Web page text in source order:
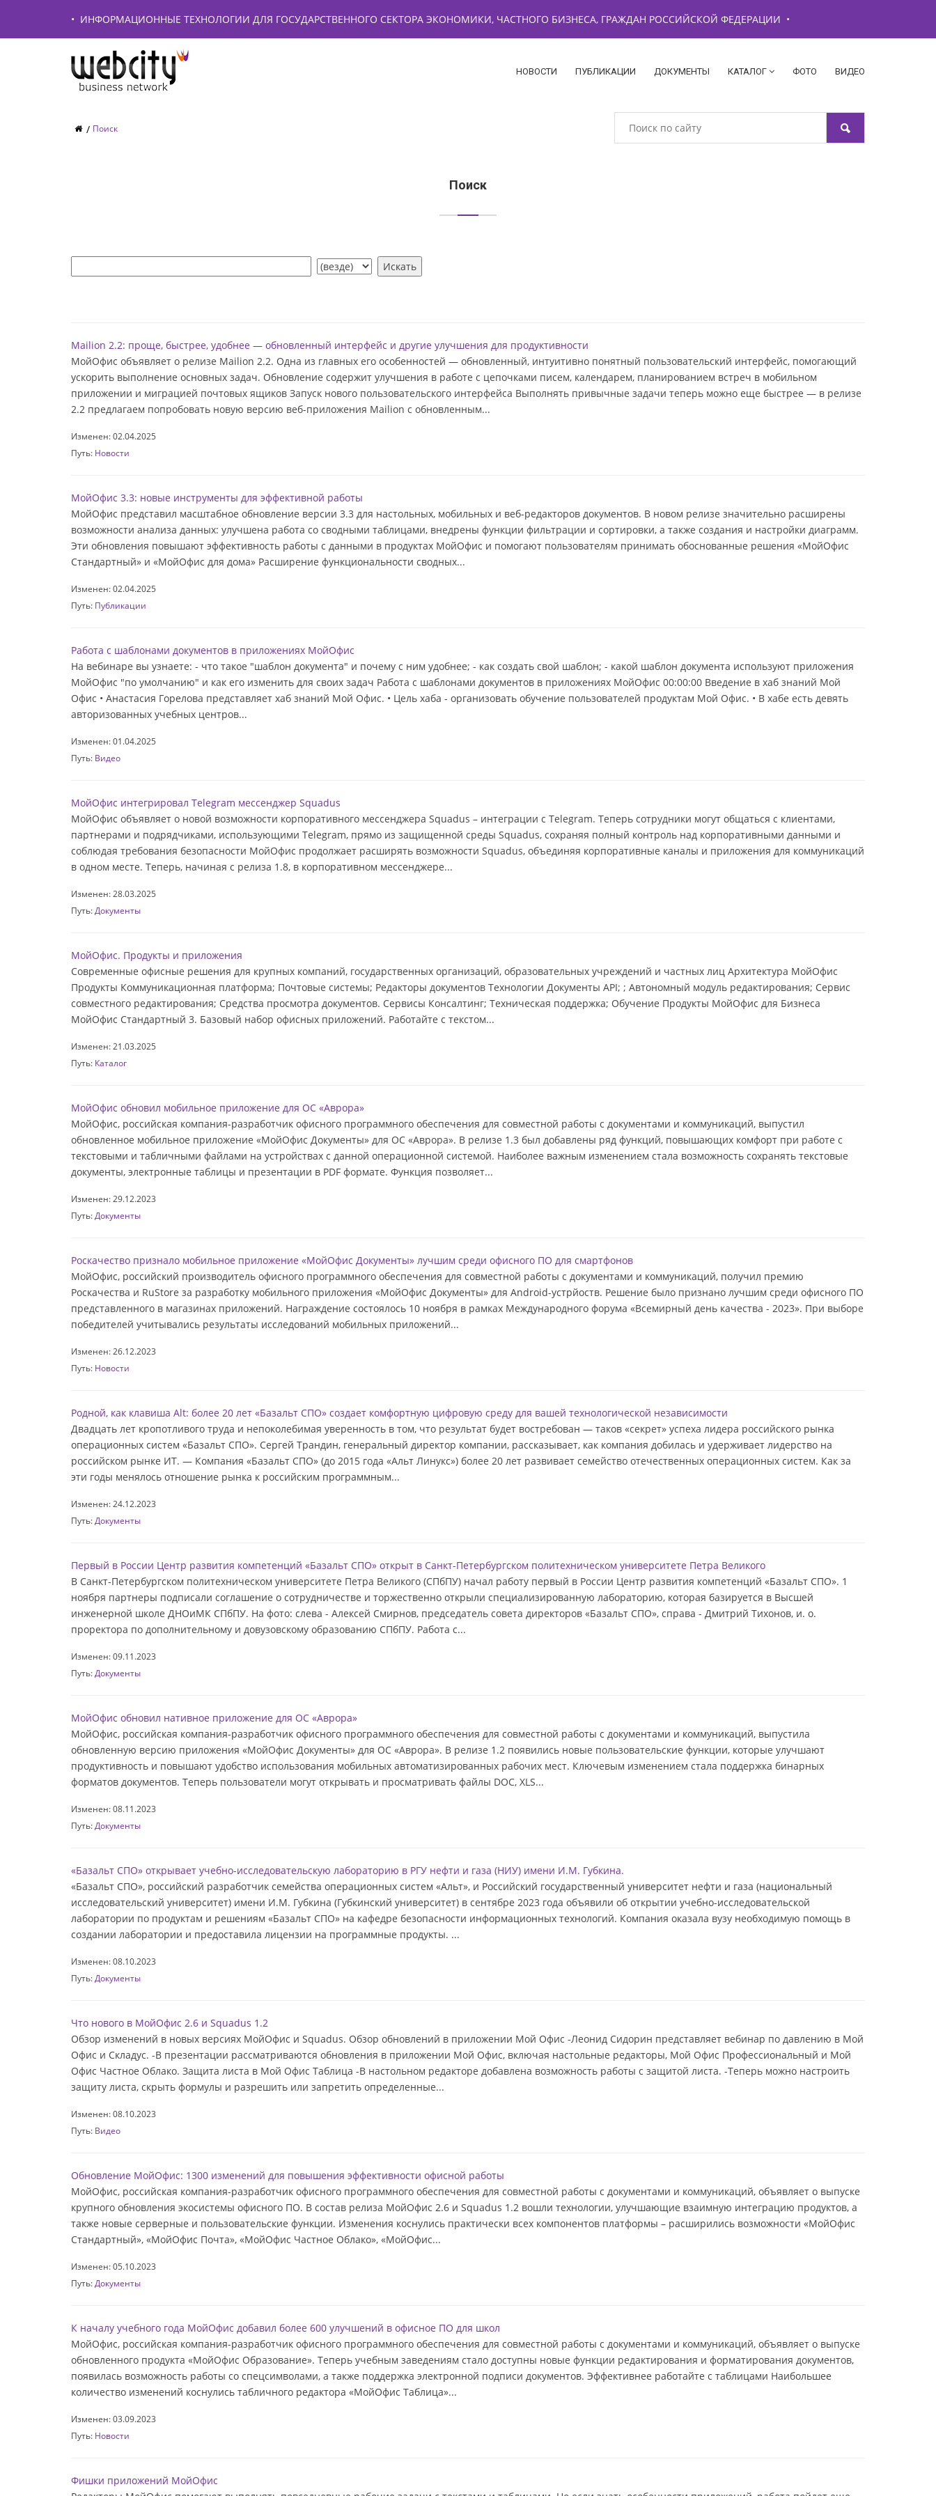
• ИНФОРМАЦИОННЫЕ ТЕХНОЛОГИИ ДЛЯ ГОСУДАРСТВЕННОГО СЕКТОРА ЭКОНОМИКИ, ЧАСТНОГО БИЗНЕСА, ГРАЖДАН РОССИЙСКОЙ ФЕДЕРАЦИИ •
НОВОСТИ ПУБЛИКАЦИИ ДОКУМЕНТЫ КАТАЛОГ ФОТО ВИДЕО
Поиск
Поиск
Mailion 2.2: проще, быстрее, удобнее — обновленный интерфейс и другие улучшения для продуктивности
МойОфис объявляет о релизе Mailion 2.2. Одна из главных его особенностей — обновленный, интуитивно понятный пользовательский интерфейс, помогающий
ускорить выполнение основных задач. Обновление содержит улучшения в работе с цепочками писем, календарем, планированием встреч в мобильном
приложении и миграцией почтовых ящиков Запуск нового пользовательского интерфейса Выполнять привычные задачи теперь можно еще быстрее — в релизе
2.2 предлагаем попробовать новую версию веб-приложения Mailion с обновленным...
Изменен: 02.04.2025
Путь: Новости
МойОфис 3.3: новые инструменты для эффективной работы
МойОфис представил масштабное обновление версии 3.3 для настольных, мобильных и веб-редакторов документов. В новом релизе значительно расширены
возможности анализа данных: улучшена работа со сводными таблицами, внедрены функции фильтрации и сортировки, а также создания и настройки диаграмм.
Эти обновления повышают эффективность работы с данными в продуктах МойОфис и помогают пользователям принимать обоснованные решения «МойОфис
Стандартный» и «МойОфис для дома» Расширение функциональности сводных...
Изменен: 02.04.2025
Путь: Публикации
Работа с шаблонами документов в приложениях МойОфис
На вебинаре вы узнаете: - что такое "шаблон документа" и почему с ним удобнее; - как создать свой шаблон; - какой шаблон документа используют приложения
МойОфис "по умолчанию" и как его изменить для своих задач Работа с шаблонами документов в приложениях МойОфис 00:00:00 Введение в хаб знаний Мой
Офис • Анастасия Горелова представляет хаб знаний Мой Офис. • Цель хаба - организовать обучение пользователей продуктам Мой Офис. • В хабе есть девять
авторизованных учебных центров...
Изменен: 01.04.2025
Путь: Видео
МойОфис интегрировал Telegram мессенджер Squadus
МойОфис объявляет о новой возможности корпоративного мессенджера Squadus – интеграции с Telegram. Теперь сотрудники могут общаться с клиентами,
партнерами и подрядчиками, использующими Telegram, прямо из защищенной среды Squadus, сохраняя полный контроль над корпоративными данными и
соблюдая требования безопасности МойОфис продолжает расширять возможности Squadus, объединяя корпоративные каналы и приложения для коммуникаций
в одном месте. Теперь, начиная с релиза 1.8, в корпоративном мессенджере...
Изменен: 28.03.2025
Путь: Документы
МойОфис. Продукты и приложения
Современные офисные решения для крупных компаний, государственных организаций, образовательных учреждений и частных лиц Архитектура МойОфис
Продукты Коммуникационная платформа; Почтовые системы; Редакторы документов Технологии Документы API; ; Автономный модуль редактирования; Сервис
совместного редактирования; Средства просмотра документов. Сервисы Консалтинг; Техническая поддержка; Обучение Продукты МойОфис для Бизнеса
МойОфис Стандартный 3. Базовый набор офисных приложений. Работайте с текстом...
Изменен: 21.03.2025
Путь: Каталог
МойОфис обновил мобильное приложение для ОС «Аврора»
МойОфис, российская компания-разработчик офисного программного обеспечения для совместной работы с документами и коммуникаций, выпустил
обновленное мобильное приложение «МойОфис Документы» для ОС «Аврора». В релизе 1.3 был добавлены ряд функций, повышающих комфорт при работе с
текстовыми и табличными файлами на устройствах с данной операционной системой. Наиболее важным изменением стала возможность сохранять текстовые
документы, электронные таблицы и презентации в PDF формате. Функция позволяет...
Изменен: 29.12.2023
Путь: Документы
Роскачество признало мобильное приложение «МойОфис Документы» лучшим среди офисного ПО для смартфонов
МойОфис, российский производитель офисного программного обеспечения для совместной работы с документами и коммуникаций, получил премию
Роскачества и RuStore за разработку мобильного приложения «МойОфис Документы» для Android-устрйоств. Решение было признано лучшим среди офисного ПО
представленного в магазинах приложений. Награждение состоялось 10 ноября в рамках Международного форума «Всемирный день качества - 2023». При выборе
победителей учитывались результаты исследований мобильных приложений...
Изменен: 26.12.2023
Путь: Новости
Родной, как клавиша Alt: более 20 лет «Базальт СПО» создает комфортную цифровую среду для вашей технологической независимости
Двадцать лет кропотливого труда и непоколебимая уверенность в том, что результат будет востребован — таков «секрет» успеха лидера российского рынка
операционных систем «Базальт СПО». Сергей Трандин, генеральный директор компании, рассказывает, как компания добилась и удерживает лидерство на
российском рынке ИТ. — Компания «Базальт СПО» (до 2015 года «Альт Линукс») более 20 лет развивает семейство отечественных операционных систем. Как за
эти годы менялось отношение рынка к российским программным...
Изменен: 24.12.2023
Путь: Документы
Первый в России Центр развития компетенций «Базальт СПО» открыт в Санкт-Петербургском политехническом университете Петра Великого
В Санкт-Петербургском политехническом университете Петра Великого (СПбПУ) начал работу первый в России Центр развития компетенций «Базальт СПО». 1
ноября партнеры подписали соглашение о сотрудничестве и торжественно открыли специализированную лабораторию, которая базируется в Высшей
инженерной школе ДНОиМК СПбПУ. На фото: слева - Алексей Смирнов, председатель совета директоров «Базальт СПО», справа - Дмитрий Тихонов, и. о.
проректора по дополнительному и довузовскому образованию СПбПУ. Работа с...
Изменен: 09.11.2023
Путь: Документы
МойОфис обновил нативное приложение для ОС «Аврора»
МойОфис, российская компания-разработчик офисного программного обеспечения для совместной работы с документами и коммуникаций, выпустила
обновленную версию приложения «МойОфис Документы» для ОС «Аврора». В релизе 1.2 появились новые пользовательские функции, которые улучшают
продуктивность и повышают удобство использования мобильных автоматизированных рабочих мест. Ключевым изменением стала поддержка бинарных
форматов документов. Теперь пользователи могут открывать и просматривать файлы DOC, XLS...
Изменен: 08.11.2023
Путь: Документы
«Базальт СПО» открывает учебно-исследовательскую лабораторию в РГУ нефти и газа (НИУ) имени И.М. Губкина.
«Базальт СПО», российский разработчик семейства операционных систем «Альт», и Российский государственный университет нефти и газа (национальный
исследовательский университет) имени И.М. Губкина (Губкинский университет) в сентябре 2023 года объявили об открытии учебно-исследовательской
лаборатории по продуктам и решениям «Базальт СПО» на кафедре безопасности информационных технологий. Компания оказала вузу необходимую помощь в
создании лаборатории и предоставила лицензии на программные продукты. ...
Изменен: 08.10.2023
Путь: Документы
Что нового в МойОфис 2.6 и Squadus 1.2
Обзор изменений в новых версиях МойОфис и Squadus. Обзор обновлений в приложении Мой Офис -Леонид Сидорин представляет вебинар по давлению в Мой
Офис и Складус. -В презентации рассматриваются обновления в приложении Мой Офис, включая настольные редакторы, Мой Офис Профессиональный и Мой
Офис Частное Облако. Защита листа в Мой Офис Таблица -В настольном редакторе добавлена возможность работы с защитой листа. -Теперь можно настроить
защиту листа, скрыть формулы и разрешить или запретить определенные...
Изменен: 08.10.2023
Путь: Видео
Обновление МойОфис: 1300 изменений для повышения эффективности офисной работы
МойОфис, российская компания-разработчик офисного программного обеспечения для совместной работы с документами и коммуникаций, объявляет о выпуске
крупного обновления экосистемы офисного ПО. В состав релиза МойОфис 2.6 и Squadus 1.2 вошли технологии, улучшающие взаимную интеграцию продуктов, а
также новые серверные и пользовательские функции. Изменения коснулись практически всех компонентов платформы – расширились возможности «МойОфис
Стандартный», «МойОфис Почта», «МойОфис Частное Облако», «МойОфис...
Изменен: 05.10.2023
Путь: Документы
К началу учебного года МойОфис добавил более 600 улучшений в офисное ПО для школ
МойОфис, российская компания-разработчик офисного программного обеспечения для совместной работы с документами и коммуникаций, объявляет о выпуске
обновленного продукта «МойОфис Образование». Теперь учебным заведениям стало доступны новые функции редактирования и форматирования документов,
появилась возможность работы со спецсимволами, а также поддержка электронной подписи документов. Эффективнее работайте с таблицами Наибольшее
количество изменений коснулись табличного редактора «МойОфис Таблица»...
Изменен: 03.09.2023
Путь: Новости
Фишки приложений МойОфис